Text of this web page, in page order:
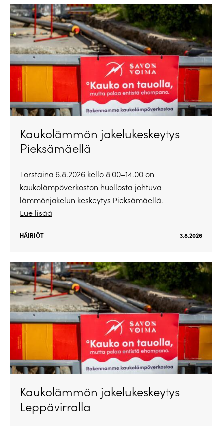
Kaukolämmön jakelukeskeytys
Pieksämäellä
Torstaina 6.8.2026 kello 8.00–14.00 on
kaukolämpöverkoston huollosta johtuva
lämmönjakelun keskeytys Pieksämäellä.
Lue lisää
HÄIRIÖT 3.8.2026
Kaukolämmön jakelukeskeytys
Leppävirralla